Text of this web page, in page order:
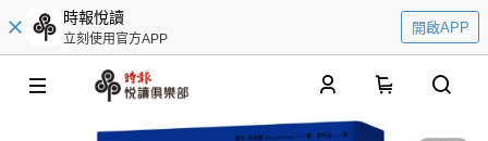
時報悅讀
立刻使用官方APP
開啟APP